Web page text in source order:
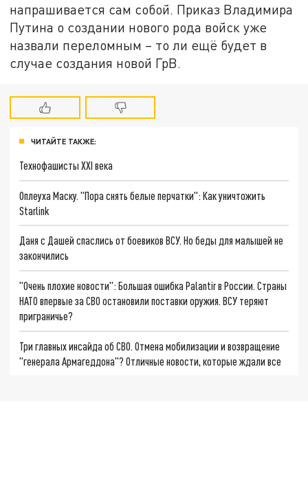
напрашивается сам собой. Приказ Владимира
Путина о создании нового рода войск уже
назвали переломным – то ли ещё будет в
случае создания новой ГрВ.
ЧИТАЙТЕ ТАКЖЕ:
Технофашисты XXI века
Оплеуха Маску. "Пора снять белые перчатки": Как уничтожить
Starlink
Даня с Дашей спаслись от боевиков ВСУ. Но беды для малышей не
закончились
"Очень плохие новости": Большая ошибка Palantir в России. Страны
НАТО впервые за СВО остановили поставки оружия. ВСУ теряют
приграничье?
Три главных инсайда об СВО. Отмена мобилизации и возвращение
"генерала Армагеддона"? Отличные новости, которые ждали все